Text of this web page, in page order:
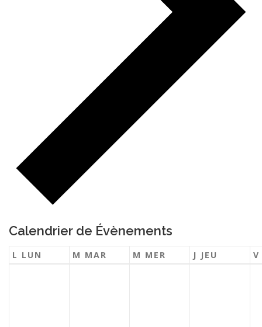
Calendrier de Évènements
L LUN M MAR M MER J JEU